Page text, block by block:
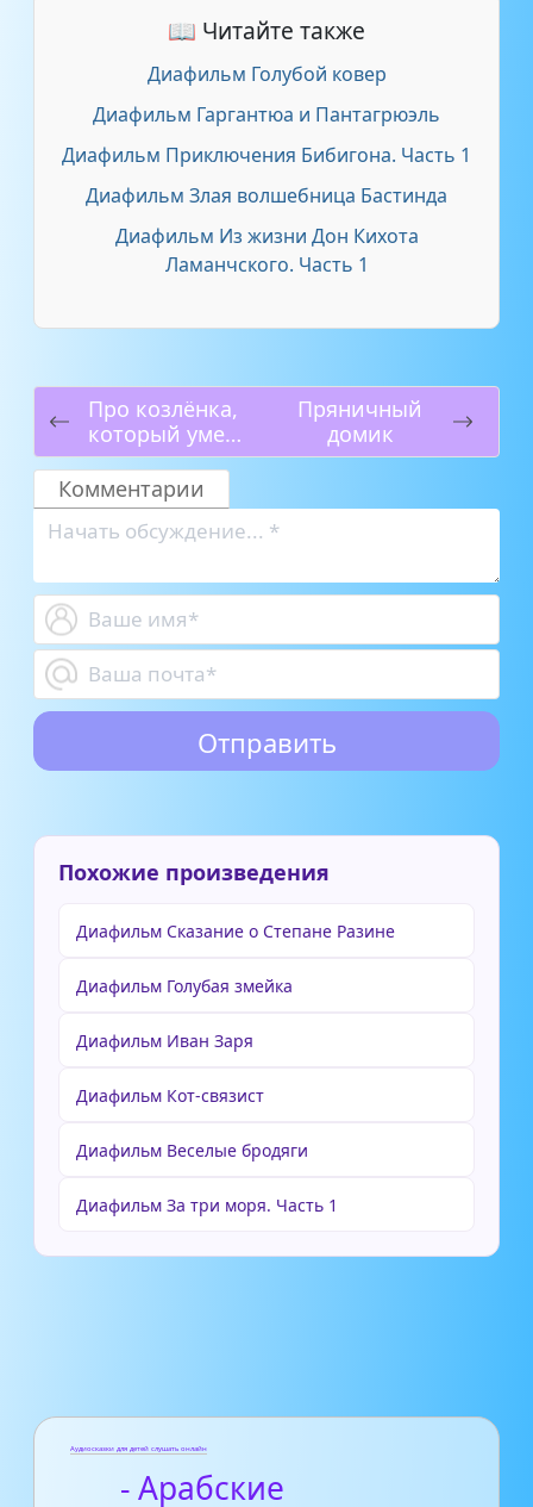
📖 Читайте также
Диафильм Голубой ковер
Диафильм Гаргантюа и Пантагрюэль
Диафильм Приключения Бибигона. Часть 1
Диафильм Злая волшебница Бастинда
Диафильм Из жизни Дон Кихота
Ламанчского. Часть 1
Про козлёнка,
который умел
считать до
десяти
Пряничный
домик
Комментарии
Похожие произведения
Диафильм Сказание о Степане Разине
Диафильм Голубая змейка
Диафильм Иван Заря
Диафильм Кот-связист
Диафильм Веселые бродяги
Диафильм За три моря. Часть 1
Аудиосказки для детей слушать онлайн
- Арабские